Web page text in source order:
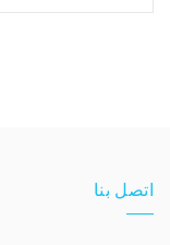
اتصل بنا